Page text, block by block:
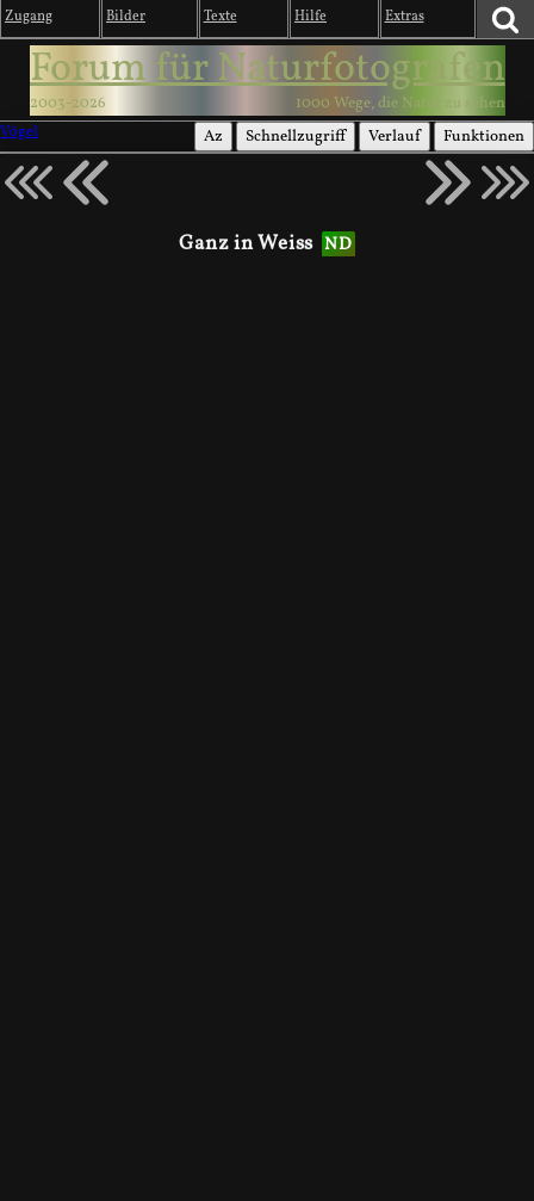
Zugang Bilder Texte Hilfe Extras
Forum für Naturfotografen
2003-2026
1000 Wege, die Natur zu sehen
Vögel
Az Schnellzugriff Verlauf Funktionen
Ganz in Weiss